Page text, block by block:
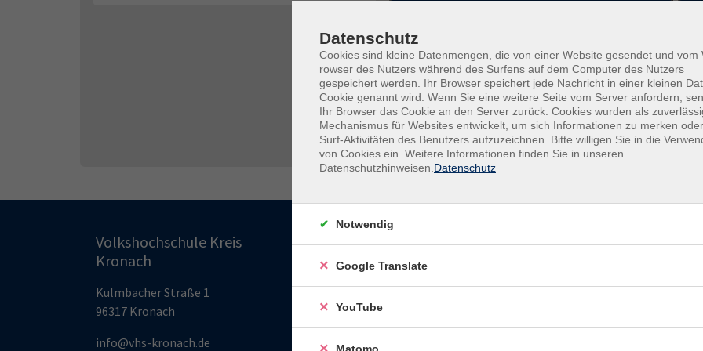
Kurse (0)Loading...
Volkshochschule Kreis
Kronach
Kulmbacher Straße 1
96317 Kronach
info@vhs-kronach.de
Programm
Gesellschaft
Sprachen
Gesundheit
Öffnungszeiten
Mo
08:00–13:00 Uhr,
Datenschutz
Cookies sind kleine Datenmengen, die von einer Website gesendet und vom
rowser des Nutzers während des Surfens auf dem Computer des Nutzers
gespeichert werden. Ihr Browser speichert jede Nachricht in einer kleinen
Cookie genannt wird. Wenn Sie eine weitere Seite vom Server anfordern,
Ihr Browser das Cookie an den Server zurück. Cookies wurden als
Mechanismus für Websites entwickelt, um sich Informationen zu merken
Surf-Aktivitäten des Benutzers aufzuzeichnen. Bitte willigen Sie in die
von Cookies ein. Weitere Informationen finden Sie in unseren
Datenschutzhinweisen. Datenschutz
Notwendig
Google Translate
YouTube